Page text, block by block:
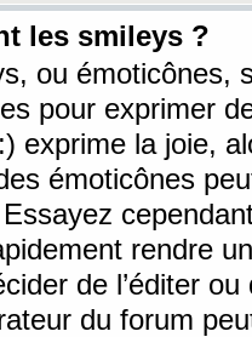
les smileys ?
ou émoticônes,
pour exprimer
exprime la joie,
émoticônes
rendre
de l’éditer
du forum